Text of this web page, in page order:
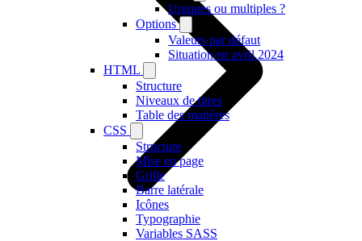
Uniques ou multiples ?
Options
Valeurs par défaut
Situation en avril 2024
HTML
Structure
Niveaux de titres
Table des matières
CSS
Structure
Mise en page
Grille
Barre latérale
Icônes
Typographie
Variables SASS